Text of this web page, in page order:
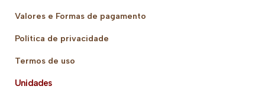
Valores e Formas de pagamento
Política de privacidade
Termos de uso
Unidades